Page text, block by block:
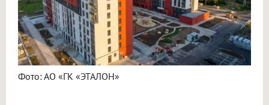
Фото: АО «ГК «ЭТАЛОН»